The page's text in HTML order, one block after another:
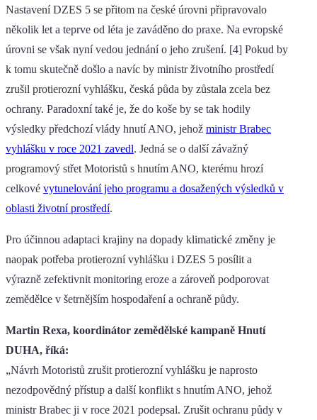
Nastavení DZES 5 se přitom na české úrovni připravovalo
několik let a teprve od léta je zaváděno do praxe. Na evropské
úrovni se však nyní vedou jednání o jeho zrušení. [4] Pokud by
k tomu skutečně došlo a navíc by ministr životního prostředí
zrušil protierozní vyhlášku, česká půda by zůstala zcela bez
ochrany. Paradoxní také je, že do koše by se tak hodily
výsledky předchozí vlády hnutí ANO, jehož ministr Brabec
vyhlášku v roce 2021 zavedl. Jedná se o další závažný
programový střet Motoristů s hnutím ANO, kterému hrozí
celkové vytunelování jeho programu a dosažených výsledků v
oblasti životní prostředí.
Pro účinnou adaptaci krajiny na dopady klimatické změny je
naopak potřeba protierozní vyhlášku i DZES 5 posílit a
výrazně zefektivnit monitoring eroze a zároveň podporovat
zemědělce v šetrnějším hospodaření a ochraně půdy.
Martin Rexa, koordinátor zemědělské kampaně Hnutí
DUHA, říká:
„Návrh Motoristů zrušit protierozní vyhlášku je naprosto
nezodpovědný přístup a další konflikt s hnutím ANO, jehož
ministr Brabec ji v roce 2021 podepsal. Zrušit ochranu půdy v